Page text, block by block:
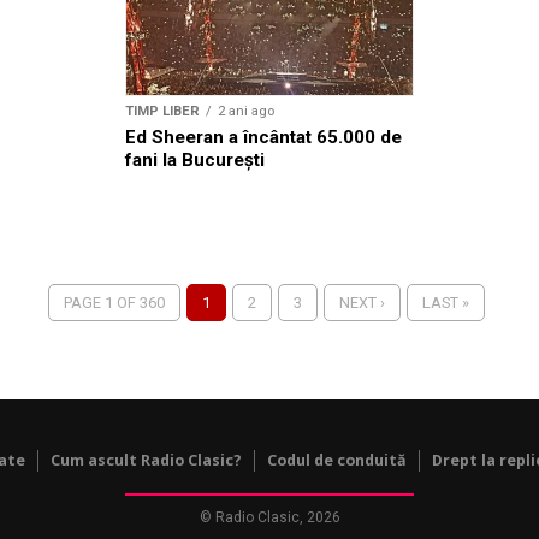
TIMP LIBER 2 ani ago
Ed Sheeran a încântat 65.000 de
fani la București
PAGE 1 OF 360 1 2 3 NEXT › LAST »
Cum ascult Radio Clasic? Codul de conduită Drept la
© Radio Clasic, 2026